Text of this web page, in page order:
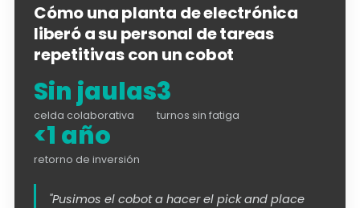
Cómo una planta de electrónica
liberó a su personal de tareas
repetitivas con un cobot
Sin jaulas
celda colaborativa
3
turnos sin fatiga
<1 año
retorno de inversión
"Pusimos el cobot a hacer el pick and place